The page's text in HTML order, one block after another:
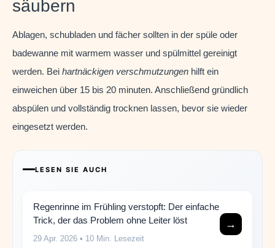
säubern
Ablagen, schubladen und fächer sollten in der spüle oder
badewanne mit warmem wasser und spülmittel gereinigt
werden. Bei hartnäckigen verschmutzungen hilft ein
einweichen über 15 bis 20 minuten. Anschließend gründlich
abspülen und vollständig trocknen lassen, bevor sie wieder
eingesetzt werden.
LESEN SIE AUCH
Regenrinne im Frühling verstopft: Der einfache
Trick, der das Problem ohne Leiter löst
29 Apr. 2026 • 10 Min. Lesezeit
→